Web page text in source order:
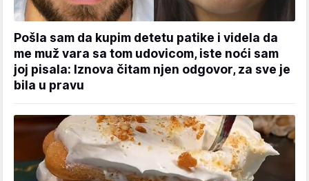
Pošla sam da kupim detetu patike i videla da
me muž vara sa tom udovicom, iste noći sam
joj pisala: Iznova čitam njen odgovor, za sve je
bila u pravu